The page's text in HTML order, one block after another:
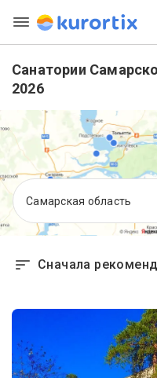
Санатории
2026
Самарская область
Сначала